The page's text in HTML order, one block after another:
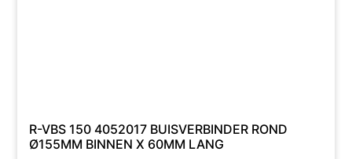
R-VBS 150 4052017 BUISVERBINDER ROND
Ø155MM BINNEN X 60MM LANG